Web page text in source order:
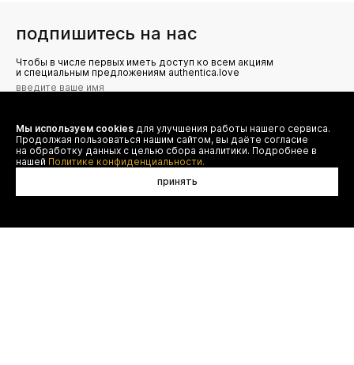
подпишитесь на нас
Чтобы в числе первых иметь доступ ко всем акциям
и специальным предложениям authentica.love
Я даю согласие на сбор, обработку и хранение моих
персональных данных (имя, email, телефон) для получения
рекламных и информационных рассылок от ООО 'БТ
Юнайтед', а также ознакомлен(а) с
Политикой конфиденциальности
Мы используем cookies для улучшения работы нашего сервиса.
Продолжая пользоваться нашим сайтом, вы даёте согласие
на обработку данных с целью сбора аналитики. Подробнее в
нашей Политике конфиденциальности.
принять